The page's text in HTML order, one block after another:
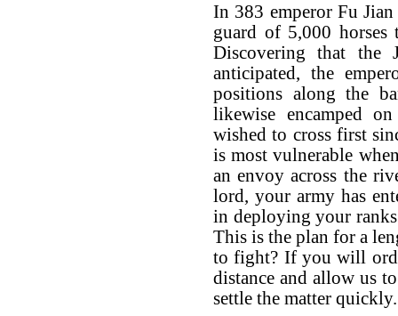
In 383 emperor Fu
guard of 5,000
Discovering that the
anticipated, the
positions along the
likewise encamped
wished to cross first
is most vulnerable
an envoy across the
lord, your army has
in deploying your
This is the plan for a
to fight? If you will
distance and allow us
settle the matter